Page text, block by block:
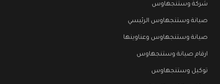
شركة وستنجهاوس
صيانة وستنجهاوس الرئيسي
صيانة وستنجهاوس وعناوينها
ارقام صيانة وستنجهاوس
توكيل وستنجهاوس